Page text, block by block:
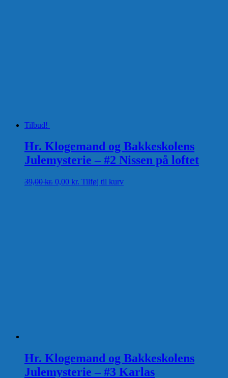
Tilbud!
Hr. Klogemand og Bakkeskolens
Julemysterie – #2 Nissen på loftet
39,00kr. Den
0,00 kr. Den
Tilføj til kurv
Hr. Klogemand og Bakkeskolens
Julemysterie – #3 Karlas